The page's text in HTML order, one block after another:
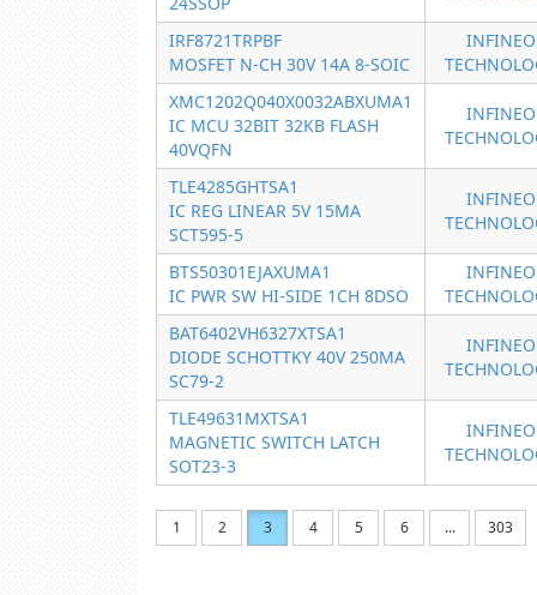
IRF8721TRPBF
MOSFET N-CH 30V 14A 8-SOIC
XMC1202Q040X0032ABXUMA1
IC MCU 32BIT 32KB FLASH
40VQFN
TLE4285GHTSA1
IC REG LINEAR 5V 15MA
SCT595-5
BTS50301EJAXUMA1
IC PWR SW HI-SIDE 1CH 8DSO
BAT6402VH6327XTSA1
DIODE SCHOTTKY 40V 250MA
SC79-2
TLE49631MXTSA1
MAGNETIC SWITCH LATCH
SOT23-3
1 2 3 4 5 6 ... 303